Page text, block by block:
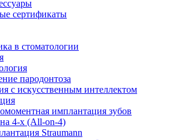
сертификаты
в стоматологии
пародонтоза
с искусственным интеллектом
имплантация зубов
4-х (All-on-4)
Straumann